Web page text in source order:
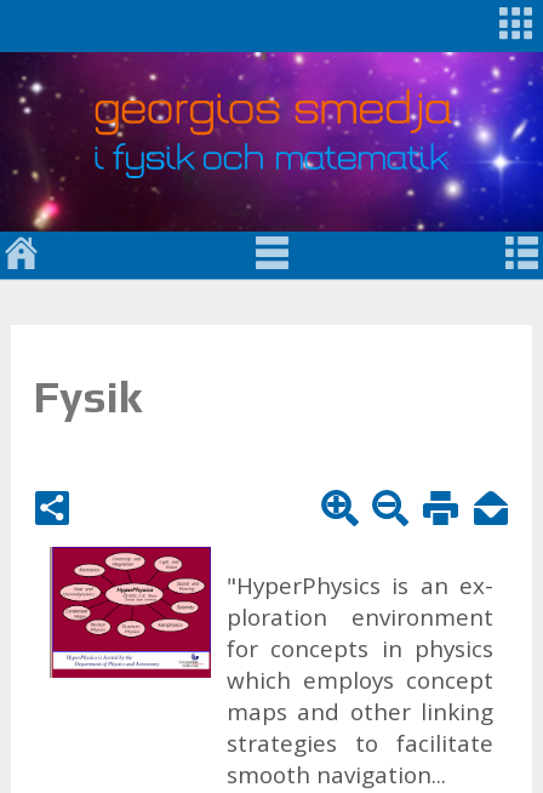
Fysik
"Hy­perPhy­sics is an ex­
plo­ra­tion en­vi­ron­ment
for con­cepts in phy­sics
which employs con­cept
maps and ot­her lin­king
stra­te­gi­es to fa­ci­li­ta­te
smooth na­vi­ga­tion...